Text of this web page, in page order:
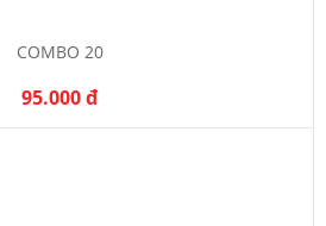
COMBO 20
95.000 đ